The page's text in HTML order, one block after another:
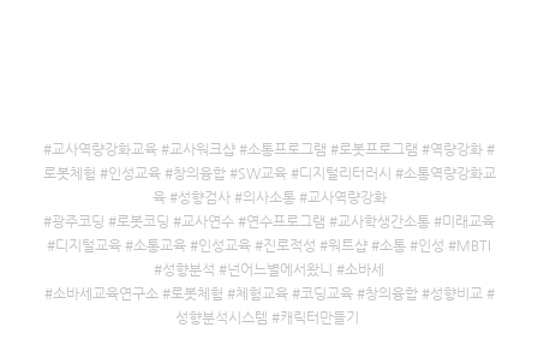
#교사역량강화교육 #교사워크샵 #소통프로그램 #로봇프로그램 #역량강화 #
로봇체험 #인성교육 #창의융합 #SW교육 #디지털리터러시 #소통역량강화교
육 #성향검사 #의사소통 #교사역량강화
#광주코딩 #로봇코딩 #교사연수 #연수프로그램 #교사학생간소통 #미래교육
#디지털교육 #소통교육 #인성교육 #진로적성 #워트샵 #소통 #인성 #MBTI
#성향분석 #넌어느별에서왔니 #소바세
#소바세교육연구소 #로봇체험 #체험교육 #코딩교육 #창의융합 #성향비교 #
성향분석시스템 #캐릭터만들기